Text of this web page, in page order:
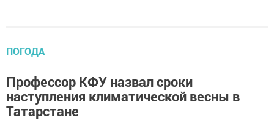
ПОГОДА
Профессор КФУ назвал сроки
наступления климатической весны в
Татарстане